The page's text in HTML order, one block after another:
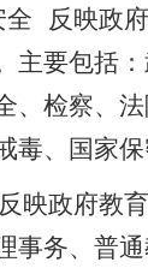
全 反映政
主要包括
、检察、
毒、国家保
映政府教
事务、普